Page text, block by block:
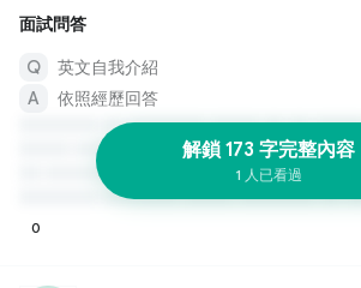
面試問答
英文自我介紹
依照經歷回答
解鎖 173 字完整內容
1 人已看過
0